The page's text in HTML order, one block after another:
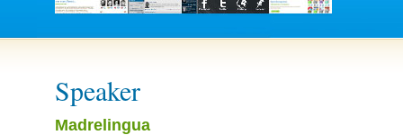
Speaker
Madrelingua